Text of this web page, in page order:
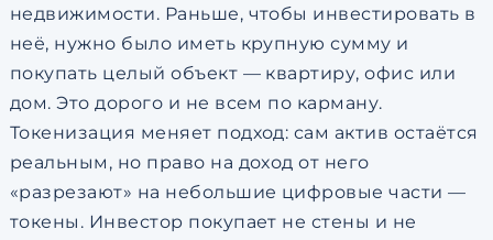
недвижимости. Раньше, чтобы инвестировать в
неё, нужно было иметь крупную сумму и
покупать целый объект — квартиру, офис или
дом. Это дорого и не всем по карману.
Токенизация меняет подход: сам актив остаётся
реальным, но право на доход от него
«разрезают» на небольшие цифровые части —
токены. Инвестор покупает не стены и не